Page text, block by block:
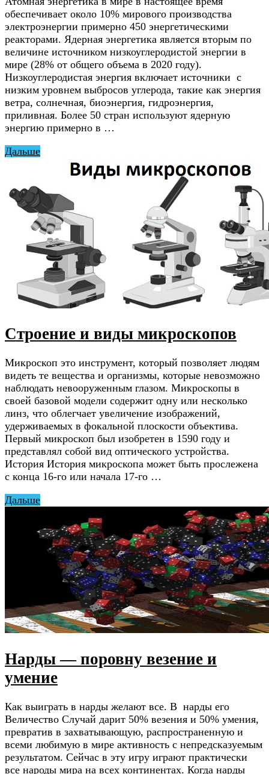
обеспечивает около 10% мирового производства
электроэнергии примерно 450 энергетическими
реакторами. Ядерная энергетика является вторым по
величине источником низкоуглеродистой энергии в
мире (28% от общего объема в 2020 году).
Низкоуглеродистая энергия включает источники с
низким уровнем выбросов углерода, такие как энергия
ветра, солнечная, биоэнергия, гидроэнергия,
приливная. Более 50 стран используют ядерную
энергию примерно в …
Дальше
Строение и виды микроскопов
Микроскоп это инструмент, который позволяет людям
видеть те вещества и организмы, которые невозможно
наблюдать невооруженным глазом. Микроскопы в
своей базовой модели содержит одну или несколько
линз, что облегчает увеличение изображений,
удерживаемых в фокальной плоскости объектива.
Первый микроскоп был изобретен в 1590 году и
представлял собой вид оптического устройства.
История История микроскопа может быть прослежена
с конца 16-го или начала 17-го …
Дальше
Нарды — поровну везение и
умение
Как выиграть в нарды желают все. В нарды его
Величество Случай дарит 50% везения и 50% умения,
превратив в захватывающую, распространенную и
всеми любимую в мире активность с непредсказуемым
результатом. Сейчас в эту игру играют практически
все народы мира на всех континентах. Когда нарды